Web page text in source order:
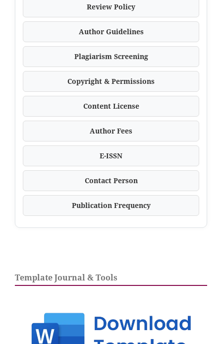
Review Policy
Author Guidelines
Plagiarism Screening
Copyright & Permissions
Content License
Author Fees
E-ISSN
Contact Person
Publication Frequency
Template Journal & Tools